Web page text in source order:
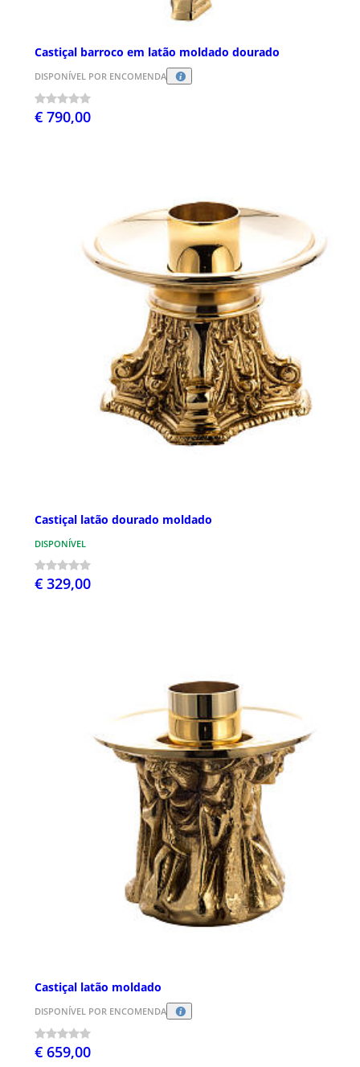
Castiçal barroco em latão moldado dourado
DISPONÍVEL POR ENCOMENDA
€ 790,00
Castiçal latão dourado moldado
DISPONÍVEL
€ 329,00
Castiçal latão moldado
DISPONÍVEL POR ENCOMENDA
€ 659,00